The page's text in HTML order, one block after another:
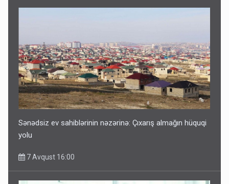
Sənədsiz ev sahiblərinin nəzərinə: Çıxarış almağın hüquqi
yolu
7 Avqust 16:00